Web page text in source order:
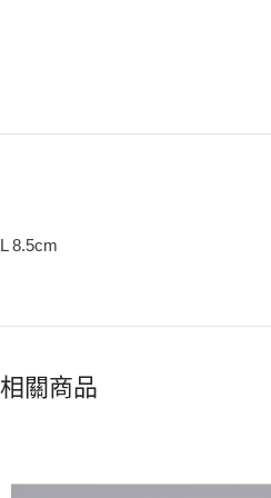
L 8.5cm
相關商品